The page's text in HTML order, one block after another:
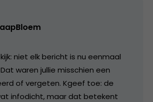
niet elk bericht is nu eenmaal
waren jullie misschien een
of vergeten. Kgeef toe: de
infodicht, maar dat betekent